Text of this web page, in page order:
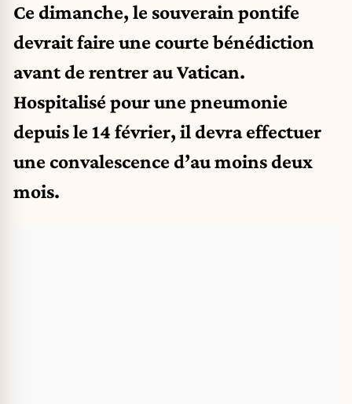
Ce dimanche, le souverain pontife
devrait faire une courte bénédiction
avant de rentrer au Vatican.
Hospitalisé pour une pneumonie
depuis le 14 février, il devra effectuer
une convalescence d’au moins deux
mois.